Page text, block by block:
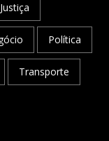
Justiça
Política
Transporte